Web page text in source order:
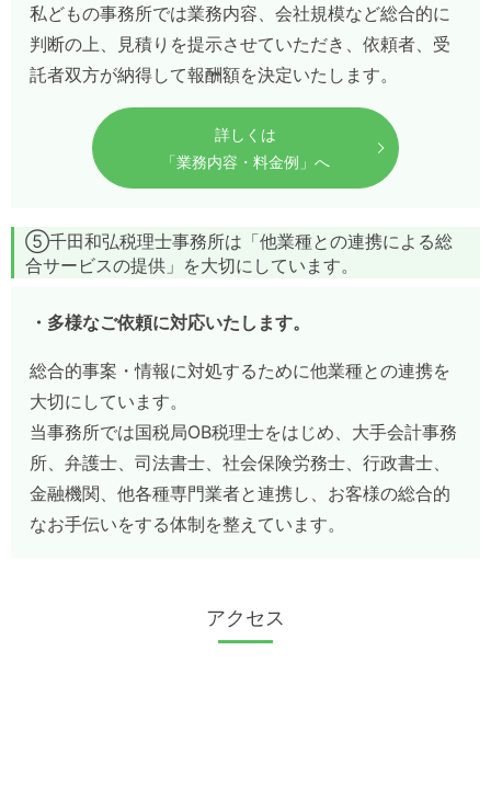
私どもの事務所では業務内容、会社規模など総合的に
判断の上、見積りを提示させていただき、依頼者、受
託者双方が納得して報酬額を決定いたします。
詳しくは
「業務内容・料金例」へ
⑤千田和弘税理士事務所は「他業種との連携による総
合サービスの提供」を大切にしています。
・多様なご依頼に対応いたします。
総合的事案・情報に対処するために他業種との連携を
大切にしています。
当事務所では国税局OB税理士をはじめ、大手会計事務
所、弁護士、司法書士、社会保険労務士、行政書士、
金融機関、他各種専門業者と連携し、お客様の総合的
なお手伝いをする体制を整えています。
アクセス